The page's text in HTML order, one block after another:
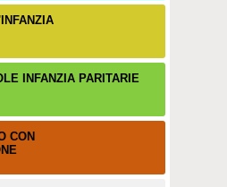
INFANZIA PARITARIE
CON